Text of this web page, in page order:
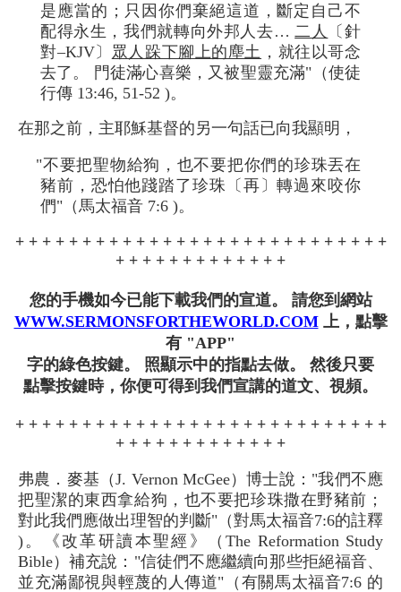
是應當的；只因你們棄絕這道，斷定自己不
配得永生，我們就轉向外邦人去…二人
〔針
對–KJV〕 眾人跺下腳上的塵土 ，就往以哥念
去了。 門徒滿心喜樂，又被聖靈充滿"（使徒
行傳 13:46, 51-52 )。
在那之前，主耶穌基督的另一句話已向我顯明，
"不要把聖物給狗，也不要把你們的珍珠丟在
豬前，恐怕他踐踏了珍珠〔再〕轉過來咬你
們"（馬太福音 7:6 )。
+ + + + + + + + + + + + + + + + + + + + + + + + + + + +
+ + + + + + + + + + + + +
您的手機如今已能下載我們的宣道。 請您到網站
WWW.SERMONSFORTHEWORLD.COM上，點擊
有 "APP"
字的綠色按鍵。 照顯示中的指點去做。 然後只要
點擊按鍵時，你便可得到我們宣講的道文、視頻。
+ + + + + + + + + + + + + + + + + + + + + + + + + + + +
+ + + + + + + + + + + + +
弗農．麥基（J. Vernon McGee）博士說："我們不應
把聖潔的東西拿給狗，也不要把珍珠撒在野豬前；
對此我們應做出理智的判斷"（對馬太福音7:6的註釋
)。《改革研讀本聖經》（The Reformation Study
Bible）補充說："信徒們不應繼續向那些拒絕福音、
並充滿鄙視與輕蔑的人傳道"（有關馬太福音7:6 的